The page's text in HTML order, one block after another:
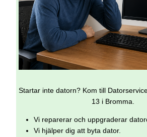
Startar inte datorn? Kom till
13 i Bromma.
Vi reparerar och uppgraderar
Vi hjälper dig att byta dator.